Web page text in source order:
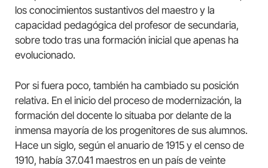
los conocimientos sustantivos del maestro y la
capacidad pedagógica del profesor de secundaria,
sobre todo tras una formación inicial que apenas ha
evolucionado.
Por si fuera poco, también ha cambiado su posición
relativa. En el inicio del proceso de modernización, la
formación del docente lo situaba por delante de la
inmensa mayoría de los progenitores de sus alumnos.
Hace un siglo, según el anuario de 1915 y el censo de
1910, había 37.041 maestros en un país de veinte